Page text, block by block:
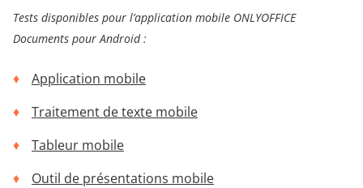
Tests disponibles pour l’application mobile ONLYOFFICE
Documents pour Android :
Application mobile
Traitement de texte mobile
Tableur mobile
Outil de présentations mobile